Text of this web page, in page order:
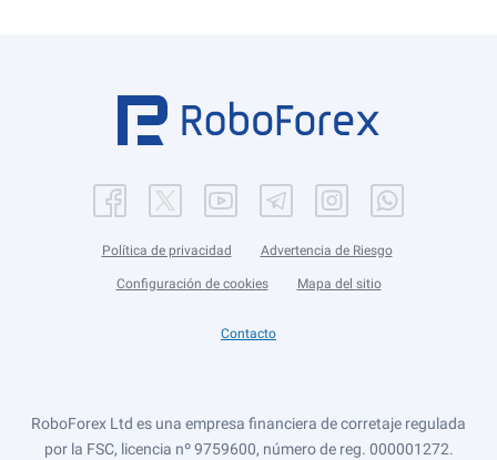
Política de privacidad Advertencia de Riesgo
Configuración de cookies Mapa del sitio
Contacto
RoboForex Ltd es una empresa financiera de corretaje regulada
por la FSC, licencia nº 9759600, número de reg. 000001272.